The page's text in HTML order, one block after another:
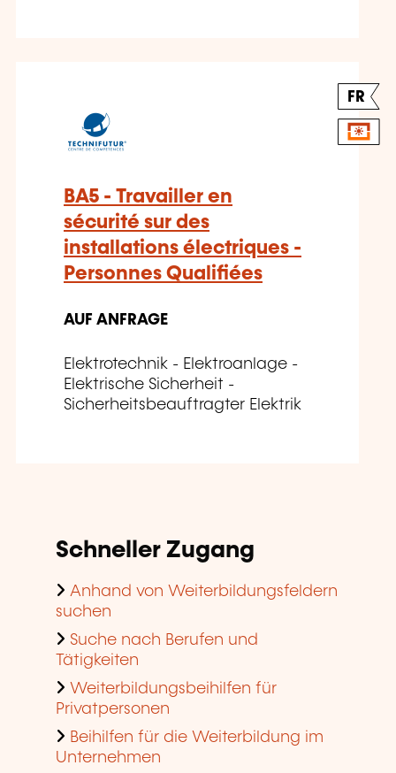
FR
BA5 - Travailler en
sécurité sur des
installations électriques -
Personnes Qualifiées
AUF ANFRAGE
Elektrotechnik - Elektroanlage -
Elektrische Sicherheit -
Sicherheitsbeauftragter Elektrik
Schneller Zugang
Anhand von Weiterbildungsfeldern
suchen
Suche nach Berufen und
Tätigkeiten
Weiterbildungsbeihilfen für
Privatpersonen
Beihilfen für die Weiterbildung im
Unternehmen